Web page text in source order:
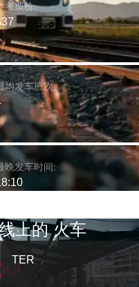
考票价:
均发车班次:
晚发车时间:
上的 火车
TER